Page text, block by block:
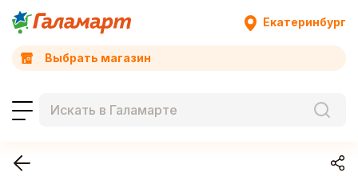
Екатеринбург
Выбрать магазин